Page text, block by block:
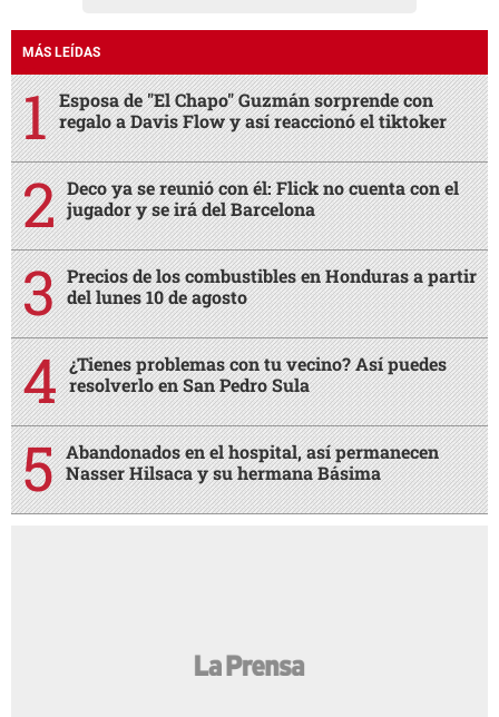
MÁS LEÍDAS
Esposa de "El Chapo" Guzmán sorprende con
regalo a Davis Flow y así reaccionó el tiktoker
Deco ya se reunió con él: Flick no cuenta con el
jugador y se irá del Barcelona
Precios de los combustibles en Honduras a partir
del lunes 10 de agosto
¿Tienes problemas con tu vecino? Así puedes
resolverlo en San Pedro Sula
Abandonados en el hospital, así permanecen
Nasser Hilsaca y su hermana Básima